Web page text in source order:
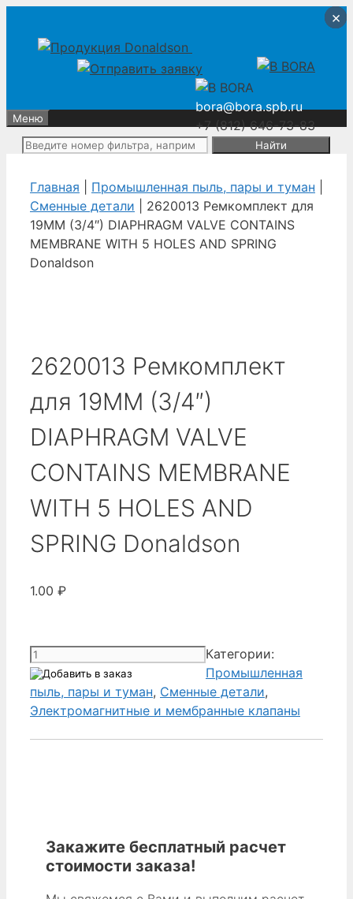
содержимому
содержимому
bora@bora.spb.ru
+7 (812) 646-73-83
Меню
Поиск:
Главная Промышленная пыль, пары и туман
Сменные детали | 2620013 Ремкомплект для
19MM (3/4″) DIAPHRAGM VALVE CONTAINS
MEMBRANE WITH 5 HOLES AND SPRING
Donaldson
2620013 Ремкомплект
для 19MM (3/4″)
DIAPHRAGM VALVE
CONTAINS MEMBRANE
WITH 5 HOLES AND
SPRING Donaldson
1.00 ₽
Количество
товара
2620013
Ремкомплект
MEMBRANE
WITH
Категории:
Промышленная
пыль, пары и туман, Сменные детали,
Электромагнитные и мембранные клапаны
Закажите бесплатный расчет
стоимости заказа!
×
×
×
×